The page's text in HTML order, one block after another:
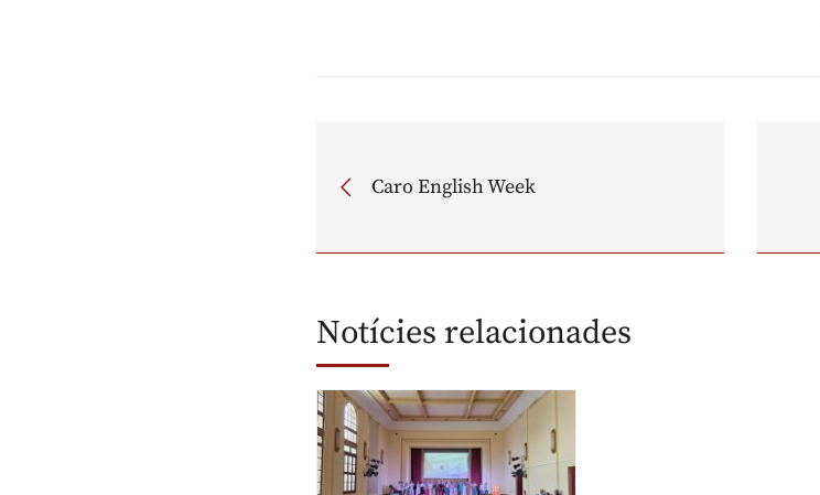
Caro English Week
Notícies relacionades